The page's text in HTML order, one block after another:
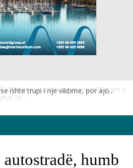
ishte trupi i një viktime, por ajo...
humb